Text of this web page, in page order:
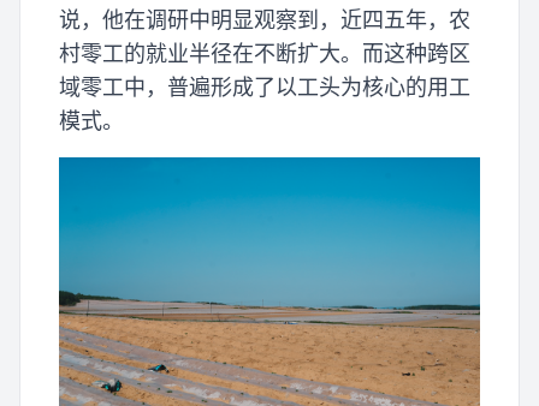
说，他在调研中明显观察到，近四五年，农
村零工的就业半径在不断扩大。而这种跨区
域零工中，普遍形成了以工头为核心的用工
模式。